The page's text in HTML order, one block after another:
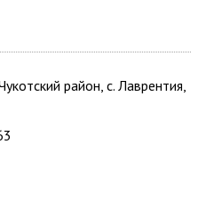
район, с. Лаврентия,